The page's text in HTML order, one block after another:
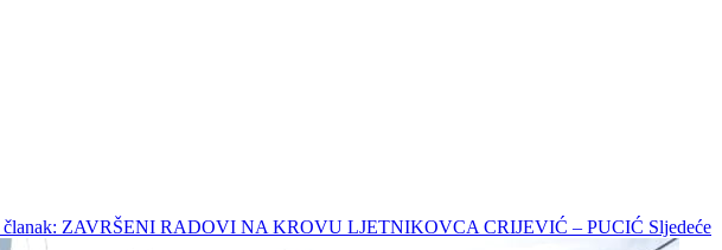
članak: ZAVRŠENI RADOVI NA KROVU LJETNIKOVCA CRIJEVIĆ – PUCIĆ Sljedeće